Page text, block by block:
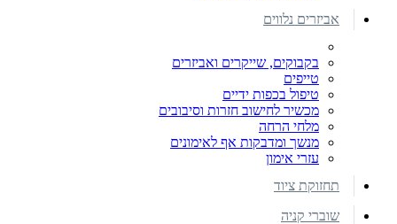
אביזרים נלווים
בקבוקים, שייקרים ואביזרים
טייפים
טיפול בכפות ידיים
מכשיר לחישוב חזרות וסיבובים
מלחי הרחה
מנשך ומדבקות אף לאימונים
עזרי אימון
תחזוקת ציוד
שוברי קניה